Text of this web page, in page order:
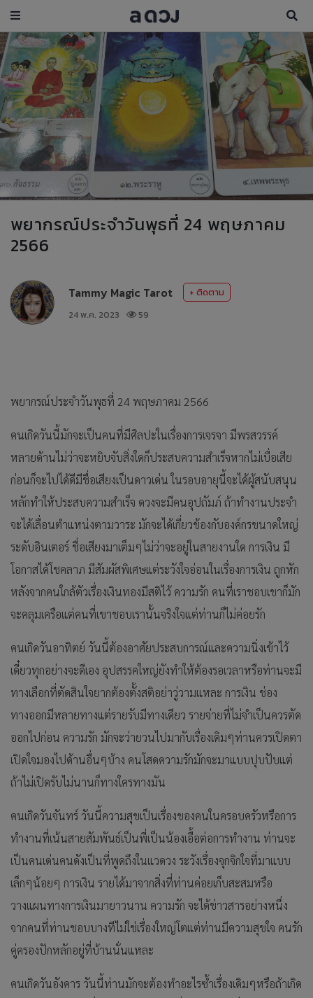
พยากรณ์ประจำวันพุธที่ 24 พฤษภาคม
2566
Tammy Magic Tarot
+ ติดตาม
24 พ.ค. 2023
59
พยากรณ์ประจำวันพุธที่ 24 พฤษภาคม 2566
คนเกิดวันนี้มักจะเป็นคนที่มีศิลปะในเรื่องการเจรจา มีพรสวรรค์
หลายด้านไม่ว่าจะหยิบจับสิ่งใดก็ประสบความสำเร็จหากไม่เบื่อเสีย
ก่อนก็จะไปได้ดีมีชื่อเสียงเป็นดาวเด่น ในรอบอายุนี้จะได้ผู้สนับสนุน
หลักทำให้ประสบความสำเร็จ ดวงจะมีคนอุปถัมภ์ ถ้าทำงานประจำ
จะได้เลื่อนตำแหน่งตามวาระ มักจะได้เกี่ยวข้องกับองค์กรขนาดใหญ่
ระดับอินเตอร์ ชื่อเสียงมาเต็มๆไม่ว่าจะอยู่ในสายงานใด การเงิน มี
โอกาสได้โชคลาภ มีสัมผัสพิเศษแต่ระวังใจอ่อนในเรื่องการเงิน ถูกหัก
หลังจากคนใกล้ตัวเรื่องเงินทองมีสติไว้ ความรัก คนที่เราชอบเขาก็มัก
จะคลุมเครือแต่คนที่เขาชอบเรานั้นจริงใจแต่ท่านก็ไม่ค่อยรัก
คนเกิดวันอาทิตย์ วันนี้ต้องอาศัยประสบการณ์และความนิ่งเข้าไว้
เดี๋ยวทุกอย่างจะดีเอง อุปสรรคใหญ่ยังทำให้ต้องรอเวลาหรือท่านจะมี
ทางเลือกที่ตัดสินใจยากต้องตั้งสติอย่าวู่วามแหละ การเงิน ช่อง
ทางออกมีหลายทางแต่รายรับมีทางเดียว รายจ่ายที่ไม่จำเป็นควรตัด
ออกไปก่อน ความรัก มักจะว่ายวนไปมากับเรื่องเดิมๆท่านควรเปิดตา
เปิดใจมองไปด้านอื่นๆบ้าง คนโสดความรักมักจะมาแบบปุบปับแต่
ถ้าไม่เปิดรับไม่นานก็ทางใครทางมัน
คนเกิดวันจันทร์ วันนี้ความสุขเป็นเรื่องของคนในครอบครัวหรือการ
ทำงานที่เน้นสายสัมพันธ์เป็นพี่เป็นน้องเอื้อต่อการทำงาน ท่านจะ
เป็นคนเด่นคนดังเป็นที่พูดถึงในแวดวง ระวังเรื่องจุกจิกใจที่มาแบบ
เล็กๆน้อยๆ การเงิน รายได้มาจากสิ่งที่ท่านค่อยเก็บสะสมหรือ
วางแผนทางการเงินมายาวนาน ความรัก จะได้ข่าวสารอย่างหนึ่ง
จากคนที่ท่านชอบบางทีไม่ใช่เรื่องใหญ่โตแต่ท่านมีความสุขใจ คนรัก
คู่ครองปักหลักอยู่ที่บ้านนั่นแหละ
คนเกิดวันอังคาร วันนี้ท่านมักจะต้องทำอะไรซ้ำเรื่องเดิมๆหรือถ้าเกิด